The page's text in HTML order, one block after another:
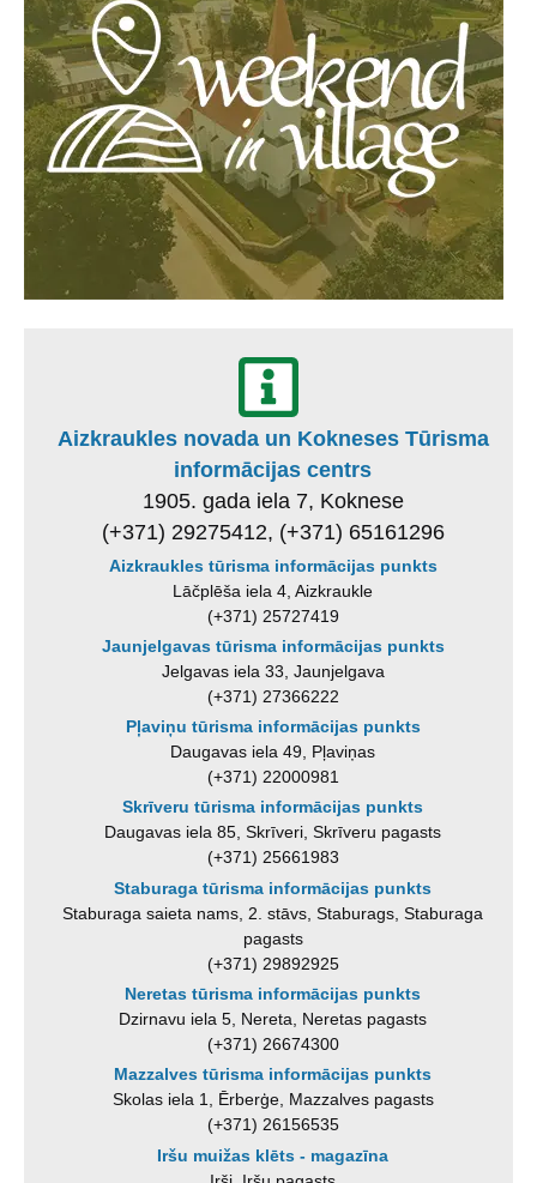
Aizkraukles novada un Kokneses Tūrisma
informācijas centrs
1905. gada iela 7, Koknese
(+371) 29275412, (+371) 65161296
Aizkraukles tūrisma informācijas punkts
Lāčplēša iela 4, Aizkraukle
(+371) 25727419
Jaunjelgavas tūrisma informācijas punkts
Jelgavas iela 33, Jaunjelgava
(+371) 27366222
Pļaviņu tūrisma informācijas punkts
Daugavas iela 49, Pļaviņas
(+371) 22000981
Skrīveru tūrisma informācijas punkts
Daugavas iela 85, Skrīveri, Skrīveru pagasts
(+371) 25661983
Staburaga tūrisma informācijas punkts
Staburaga saieta nams, 2. stāvs, Staburags, Staburaga
pagasts
(+371) 29892925
Neretas tūrisma informācijas punkts
Dzirnavu iela 5, Nereta, Neretas pagasts
(+371) 26674300
Mazzalves tūrisma informācijas punkts
Skolas iela 1, Ērberģe, Mazzalves pagasts
(+371) 26156535
Iršu muižas klēts - magazīna